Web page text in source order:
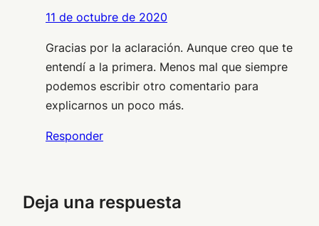
11 de octubre de 2020
Gracias por la aclaración. Aunque creo que te
entendí a la primera. Menos mal que siempre
podemos escribir otro comentario para
explicarnos un poco más.
Responder
Deja una respuesta